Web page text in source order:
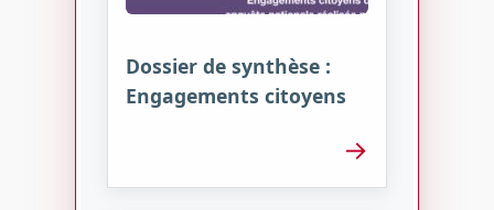
Dossier de synthèse :
Engagements citoyens
→